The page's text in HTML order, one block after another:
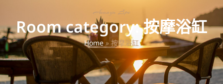
Ananya Lipe
Room category: 按摩浴缸
Home»按摩浴缸